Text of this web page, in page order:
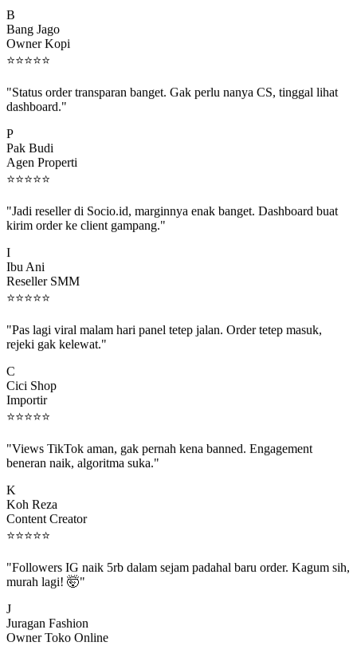
Bang Jago
Owner Kopi
⭐⭐⭐⭐⭐
dashboard."
Pak Budi
Agen Properti
⭐⭐⭐⭐⭐
kirim order ke client gampang."
Ibu Ani
Reseller SMM
⭐⭐⭐⭐⭐
rejeki gak kelewat."
Cici Shop
Importir
⭐⭐⭐⭐⭐
beneran naik, algoritma suka."
Koh Reza
Content Creator
⭐⭐⭐⭐⭐
murah lagi! 🤯"
Juragan Fashion
Owner Toko Online
⭐⭐⭐⭐⭐